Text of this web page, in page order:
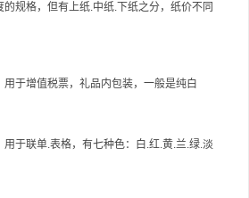
规格，但有上纸.中纸.下纸之分，纸价不同
于增值税票，礼品内包装，一般是纯白
于联单.表格，有七种色：白.红.黄.兰.绿.淡